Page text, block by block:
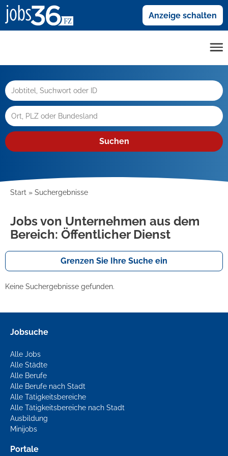
Anzeige schalten
Suchen
Start Suchergebnisse
Jobs von Unternehmen aus dem
Bereich: Öffentlicher Dienst
Grenzen Sie Ihre Suche ein
Keine Suchergebnisse gefunden.
Jobsuche
Alle Jobs
Alle Städte
Alle Berufe
Alle Berufe nach Stadt
Alle Tätigkeitsbereiche
Alle Tätigkeitsbereiche nach Stadt
Ausbildung
Minijobs
Portale